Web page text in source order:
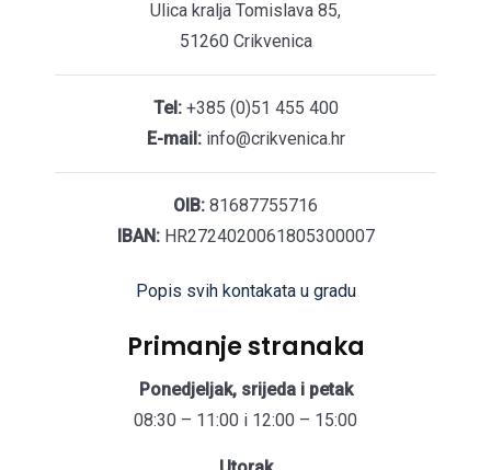
Ulica kralja Tomislava 85,
51260 Crikvenica
Tel:+385 (0)51 455 400
E-mail:info@crikvenica.hr
OIB: 81687755716
IBAN:HR2724020061805300007
Popis svih kontakata u gradu
Primanje stranaka
Ponedjeljak, srijeda i petak
08:30 – 11:00 i 12:00 – 15:00